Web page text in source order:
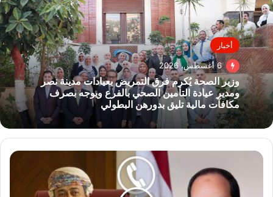
أخبار
6 أغسطس، 2026
وزير الصحة يُكرم فرق التمريض بعيادات مدينة نصر
ومدير عيادة التأمين الصحي بالفرع ويوجه بصرف
مكافآت مالية تليق بدورهن البطولي
الرئيس